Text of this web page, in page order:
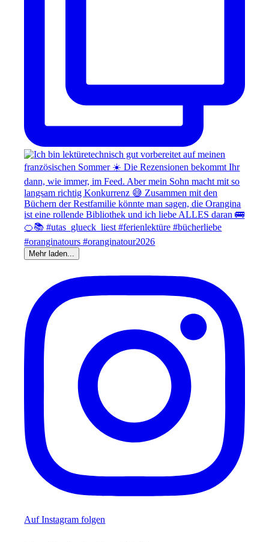
Mehr laden...
Auf Instagram folgen